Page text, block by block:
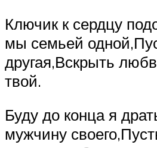
Ключик к сердцу
мы семьей
другая,Вскрыть
твой.
Буду до конца я
мужчину